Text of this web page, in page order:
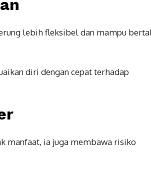
lebih fleksibel dan mampu
diri dengan cepat terhadap
manfaat, ia juga membawa risiko